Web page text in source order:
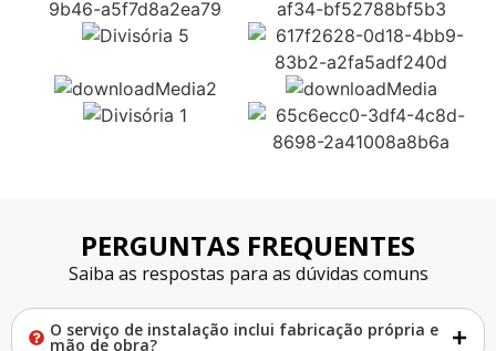
PERGUNTAS FREQUENTES
Saiba as respostas para as dúvidas comuns
O serviço de instalação inclui fabricação própria e
mão de obra?